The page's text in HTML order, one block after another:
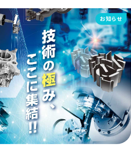
お知らせ